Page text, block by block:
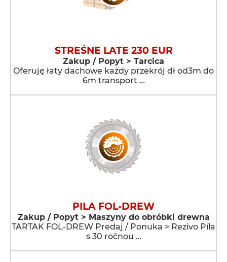
STREŚNE LATE 230 EUR
Zakup / Popyt > Tarcica
Oferuję łaty dachowe każdy przekrój dł od3m do
6m transport …
PILA FOL-DREW
Zakup / Popyt > Maszyny do obróbki drewna
TARTAK FOL-DREW Predaj / Ponuka > Rezivo Píla
s 30 ročnou …